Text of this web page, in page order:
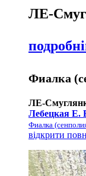
ЛЕ-
Фиалка
ЛЕ-
Лебецкая Е.
Фиалка
відкрити